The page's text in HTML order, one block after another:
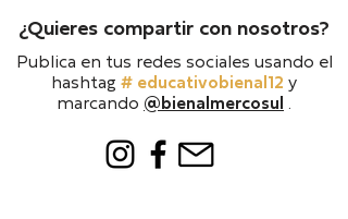
¿Quieres compartir con nosotros?
Publica en tus redes sociales usando el
hashtag # educativobienal12 y
marcando @bienalmercosul .